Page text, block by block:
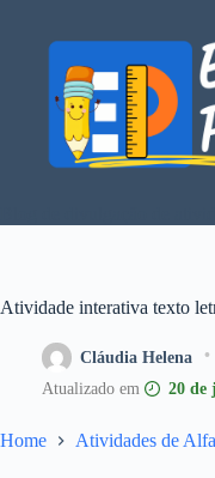
conteúdo
Atividade interativa texto
Cláudia Helena
20 de
Home Atividades de